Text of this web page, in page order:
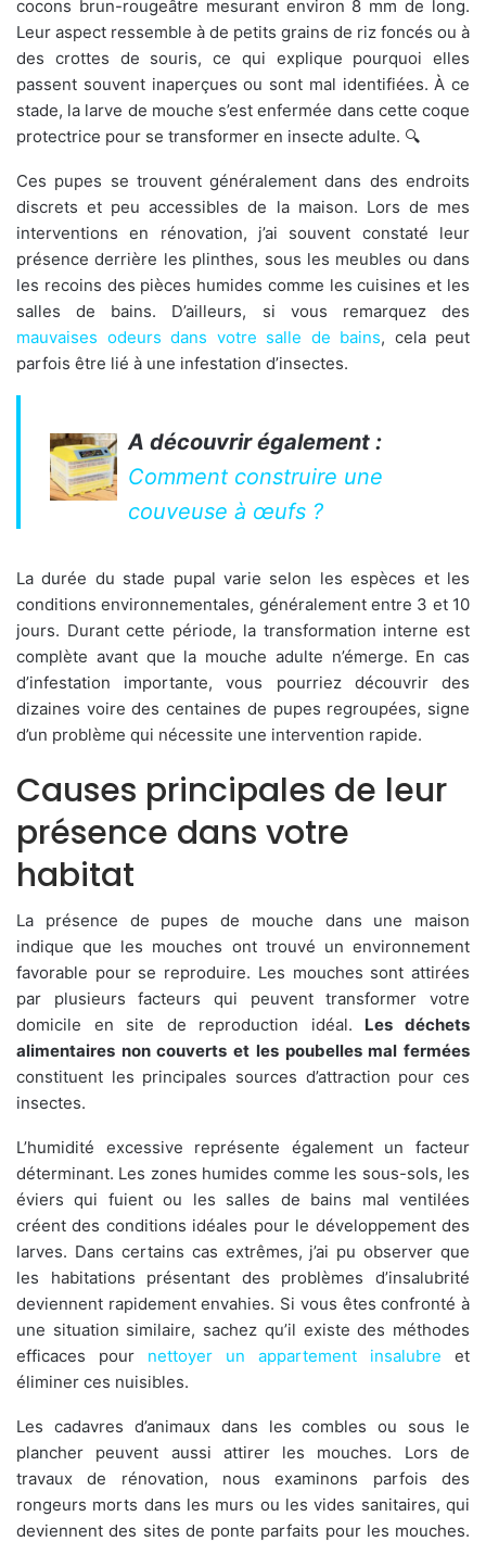
cocons brun-rougeâtre mesurant environ 8 mm de long.
Leur aspect ressemble à de petits grains de riz foncés ou à
des crottes de souris, ce qui explique pourquoi elles
passent souvent inaperçues ou sont mal identifiées. À ce
stade, la larve de mouche s’est enfermée dans cette coque
protectrice pour se transformer en insecte adulte. 🔍
Ces pupes se trouvent généralement dans des endroits
discrets et peu accessibles de la maison. Lors de mes
interventions en rénovation, j’ai souvent constaté leur
présence derrière les plinthes, sous les meubles ou dans
les recoins des pièces humides comme les cuisines et les
salles de bains. D’ailleurs, si vous remarquez des
mauvaises odeurs dans votre salle de bains, cela peut
parfois être lié à une infestation d’insectes.
A découvrir également :
Comment construire une
couveuse à œufs ?
La durée du stade pupal varie selon les espèces et les
conditions environnementales, généralement entre 3 et 10
jours. Durant cette période, la transformation interne est
complète avant que la mouche adulte n’émerge. En cas
d’infestation importante, vous pourriez découvrir des
dizaines voire des centaines de pupes regroupées, signe
d’un problème qui nécessite une intervention rapide.
Causes principales de leur
présence dans votre
habitat
La présence de pupes de mouche dans une maison
indique que les mouches ont trouvé un environnement
favorable pour se reproduire. Les mouches sont attirées
par plusieurs facteurs qui peuvent transformer votre
domicile en site de reproduction idéal. Les déchets
alimentaires non couverts et les poubelles mal fermées
constituent les principales sources d’attraction pour ces
insectes.
L’humidité excessive représente également un facteur
déterminant. Les zones humides comme les sous-sols, les
éviers qui fuient ou les salles de bains mal ventilées
créent des conditions idéales pour le développement des
larves. Dans certains cas extrêmes, j’ai pu observer que
les habitations présentant des problèmes d’insalubrité
deviennent rapidement envahies. Si vous êtes confronté à
une situation similaire, sachez qu’il existe des méthodes
efficaces pour nettoyer un appartement insalubre et
éliminer ces nuisibles.
Les cadavres d’animaux dans les combles ou sous le
plancher peuvent aussi attirer les mouches. Lors de
travaux de rénovation, nous examinons parfois des
rongeurs morts dans les murs ou les vides sanitaires, qui
deviennent des sites de ponte parfaits pour les mouches.